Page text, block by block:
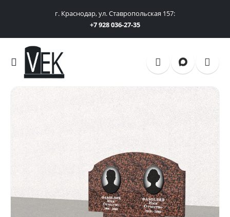
г. Краснодар, ул. Ставропольская 157:
+7 928 036-27-35